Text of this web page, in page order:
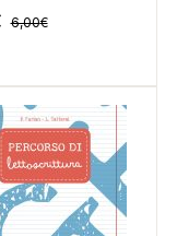
6,00€